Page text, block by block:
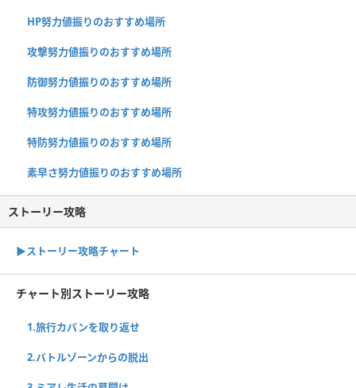
HP努力値振りのおすすめ場所
攻撃努力値振りのおすすめ場所
防御努力値振りのおすすめ場所
特攻努力値振りのおすすめ場所
特防努力値振りのおすすめ場所
素早さ努力値振りのおすすめ場所
ストーリー攻略
▶︎ストーリー攻略チャート
チャート別ストーリー攻略
1.旅行カバンを取り返せ
2.バトルゾーンからの脱出